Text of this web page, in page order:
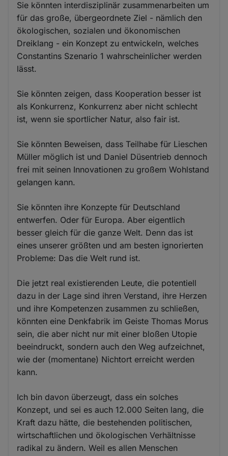
Sie könnten interdisziplinär zusammenarbeiten um
für das große, übergeordnete Ziel - nämlich den
ökologischen, sozialen und ökonomischen
Dreiklang - ein Konzept zu entwickeln, welches
Constantins Szenario 1 wahrscheinlicher werden
lässt.
Sie könnten zeigen, dass Kooperation besser ist
als Konkurrenz, Konkurrenz aber nicht schlecht
ist, wenn sie sportlicher Natur, also fair ist.
Sie könnten Beweisen, dass Teilhabe für Lieschen
Müller möglich ist und Daniel Düsentrieb dennoch
frei mit seinen Innovationen zu großem Wohlstand
gelangen kann.
Sie könnten ihre Konzepte für Deutschland
entwerfen. Oder für Europa. Aber eigentlich
besser gleich für die ganze Welt. Denn das ist
eines unserer größten und am besten ignorierten
Probleme: Das die Welt rund ist.
Die jetzt real existierenden Leute, die potentiell
dazu in der Lage sind ihren Verstand, ihre Herzen
und ihre Kompetenzen zusammen zu schließen,
könnten eine Denkfabrik im Geiste Thomas Morus
sein, die aber nicht nur mit einer bloßen Utopie
beeindruckt, sondern auch den Weg aufzeichnet,
wie der (momentane) Nichtort erreicht werden
kann.
Ich bin davon überzeugt, dass ein solches
Konzept, und sei es auch 12.000 Seiten lang, die
Kraft dazu hätte, die bestehenden politischen,
wirtschaftlichen und ökologischen Verhältnisse
radikal zu ändern. Weil es allen Menschen